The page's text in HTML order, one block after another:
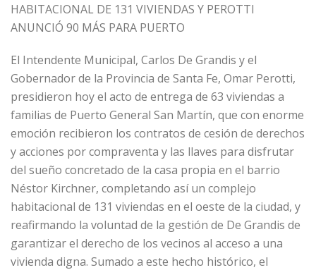
HABITACIONAL DE 131 VIVIENDAS Y PEROTTI
ANUNCIÓ 90 MÁS PARA PUERTO
El Intendente Municipal, Carlos De Grandis y el
Gobernador de la Provincia de Santa Fe, Omar Perotti,
presidieron hoy el acto de entrega de 63 viviendas a
familias de Puerto General San Martín, que con enorme
emoción recibieron los contratos de cesión de derechos
y acciones por compraventa y las llaves para disfrutar
del sueño concretado de la casa propia en el barrio
Néstor Kirchner, completando así un complejo
habitacional de 131 viviendas en el oeste de la ciudad, y
reafirmando la voluntad de la gestión de De Grandis de
garantizar el derecho de los vecinos al acceso a una
vivienda digna. Sumado a este hecho histórico, el